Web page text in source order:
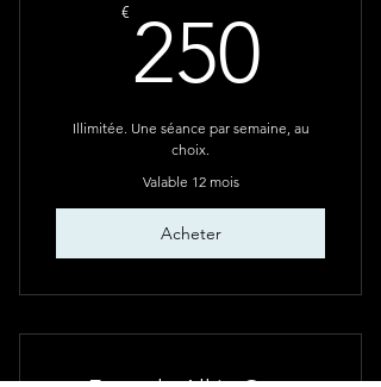
€ 250
Illimitée. Une séance par semaine, au
choix.
Valable 12 mois
Acheter